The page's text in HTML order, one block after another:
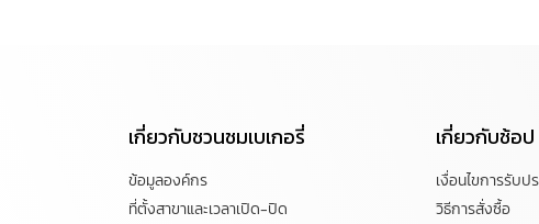
เกี่ยวกับชวนชมเบเกอรี่
ข้อมูลองค์กร
ที่ตั้งสาขาและเวลาเปิด-ปิด
เกี่ยวกับช้อ
เงื่อนไขการรับป
วิธีการสั่งซื้อ